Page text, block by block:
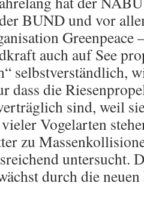
BUND und vor
Greenpeace
auch auf See
selbstverständlich,
dass die
sind, weil
Vogelarten
zu
untersucht.
durch die